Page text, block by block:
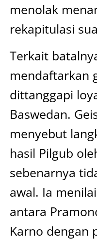
menolak
rekapitulasi
Terkait
mendaftarkan
dittanggapi
Baswedan.
menyebut
hasil Pilgub
sebenarnya
awal. Ia
antara
Karno dengan